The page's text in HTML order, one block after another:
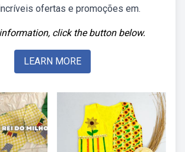
ofertas e promoções em.
click the button below.
LEARN MORE